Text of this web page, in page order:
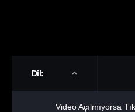
Dil:
Video Açılmıyorsa